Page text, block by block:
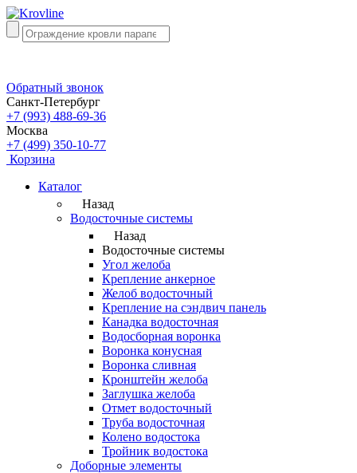
Обратный звонок
Санкт-Петербург
+7 (993) 488-69-36
Москва
+7 (499) 350-10-77
Корзина
Каталог
Назад
Водосточные системы
Назад
Водосточные системы
Угол желоба
Крепление анкерное
Желоб водосточный
Крепление на сэндвич панель
Канадка водосточная
Водосборная воронка
Воронка конусная
Воронка сливная
Кронштейн желоба
Заглушка желоба
Отмет водосточный
Труба водосточная
Колено водостока
Тройник водостока
Доборные элементы